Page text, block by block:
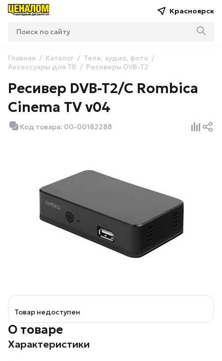
Красноярск
Главная Каталог
Теле, аудио, фото
Аксессуары для ТВ
Ресиверы DVB-T2
Ресивер DVB-T2/C Rombica
Cinema TV v04
Код товара: 00-00182288
Товар недоступен
О товаре
Характеристики